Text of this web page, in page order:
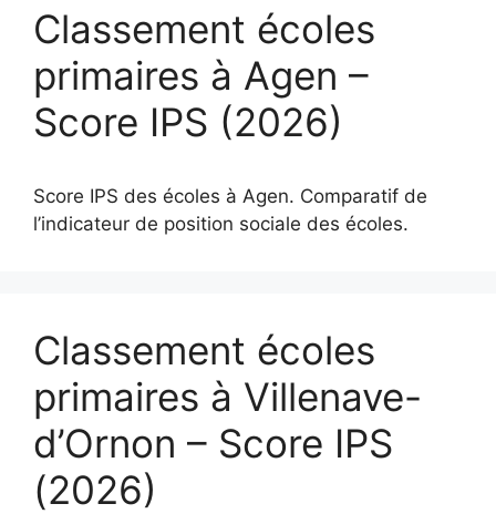
Classement écoles
primaires à Agen –
Score IPS (2026)
Score IPS des écoles à Agen. Comparatif de
l’indicateur de position sociale des écoles.
Classement écoles
primaires à Villenave-
d’Ornon – Score IPS
(2026)